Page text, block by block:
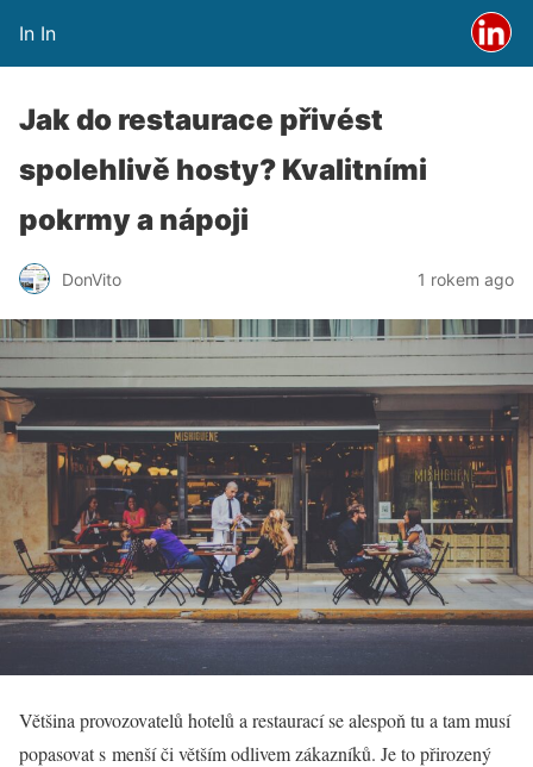
In In
Jak do restaurace přivést
spolehlivě hosty? Kvalitními
pokrmy a nápoji
DonVito 1 rokem ago
Většina provozovatelů hotelů a restaurací se alespoň tu a tam musí
popasovat s menší či větším odlivem zákazníků. Je to přirozený